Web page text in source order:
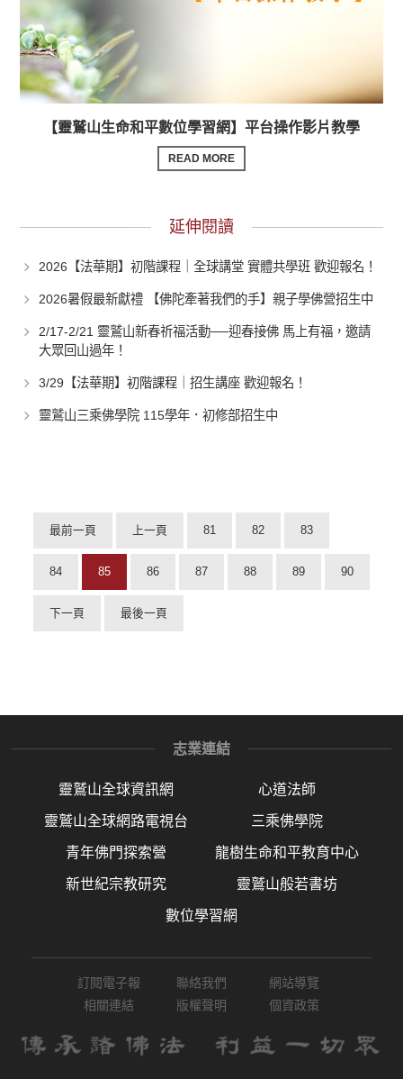
【靈鷲山生命和平數位學習網】平台操作影片教學
READ MORE
延伸閱讀
2026【法華期】初階課程｜全球講堂 實體共學班 歡迎報名！
2026暑假最新獻禮 【佛陀牽著我們的手】親子學佛營招生中
2/17-2/21 靈鷲山新春祈福活動──迎春接佛 馬上有福，邀請
大眾回山過年！
3/29【法華期】初階課程｜招生講座 歡迎報名！
靈鷲山三乘佛學院 115學年．初修部招生中
最前一頁 上一頁 81 82 83
84 85 86 87 88 89 90
下一頁 最後一頁
志業連結
靈鷲山全球資訊網 心道法師
靈鷲山全球網路電視台 三乘佛學院
青年佛門探索營 龍樹生命和平教育中心
新世紀宗教研究 靈鷲山般若書坊
數位學習網
訂閱電子報 聯絡我們
網站導覽
相關連結
版權聲明 個資政策